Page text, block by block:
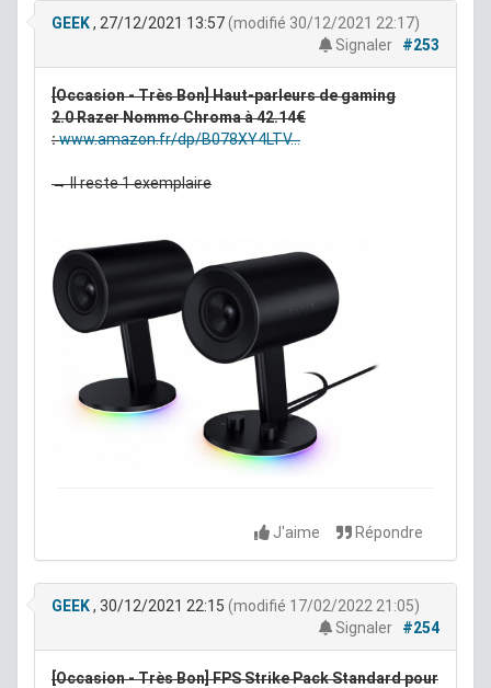
GEEK, 27/12/2021 13:57(modifié 30/12/2021 22:17)
Signaler
#253
[Occasion - Très Bon] Haut-parleurs de gaming
2.0 Razer Nommo Chroma à 42.14€
:www.amazon.fr/dp/B078XY4LTV...
→ Il reste 1 exemplaire
J'aime Répondre
GEEK, 30/12/2021 22:15 (modifié 17/02/2022 21:05)
Signaler
#254
[Occasion - Très Bon] FPS Strike Pack Standard pour